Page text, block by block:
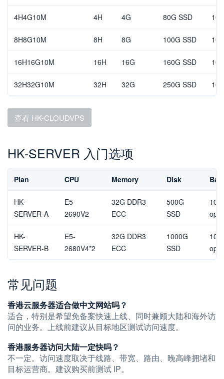
4H4G10M 4H 4G 80G SSD
8H8G10M 8H 8G 100G SSD
16H16G10M 16H 16G 160G SSD
32H32G10M 32H 32G 250G SSD
查看 HK-CLOUDVPS
HK-SERVER 入门选项
Plan CPU Memory Disk
HK-
SERVER-A
E5-
2690V2
32G DDR3
ECC
500G
SSD
HK-
SERVER-B
E5-
2680V4*2
32G DDR3
ECC
1000G
SSD
常见问题
香港云服务器适合做中文网站吗？
适合，特别是希望免备案快速上线、同时兼顾大陆和海外访
问的业务。上线前建议从目标地区测试访问速度。
香港服务器访问大陆一定快吗？
不一定。访问速度取决于线路、带宽、路由、晚高峰拥堵和
目标运营商。建议购买前测试 IP。